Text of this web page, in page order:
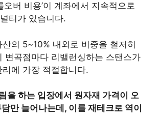
오버 비용’이 계좌에서 지속적으로
티가 있습니다.
의 5~10% 내외로 비중을 철저히
변곡점마다 리밸런싱하는 스탠스가
에 가장 적절합니다.
을 하는 입장에서 원자재 가격이 오
만 늘어나는데, 이를 재테크로 역이